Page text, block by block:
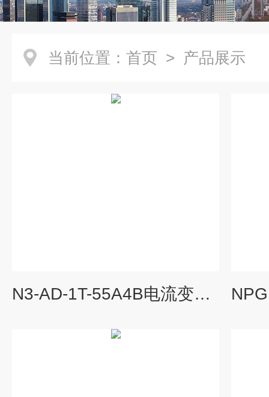
当前位置： 首页 > 产品展示
N3-AD-1T-55A4B电流变送器